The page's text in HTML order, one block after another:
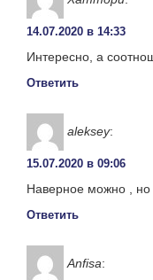
14.07.2020 в 14:33
Интересно, а
Ответить
aleksey:
15.07.2020 в 09:06
Наверное можно , но
Ответить
Anfisa: